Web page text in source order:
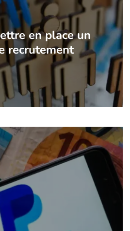
en place un
recrutement